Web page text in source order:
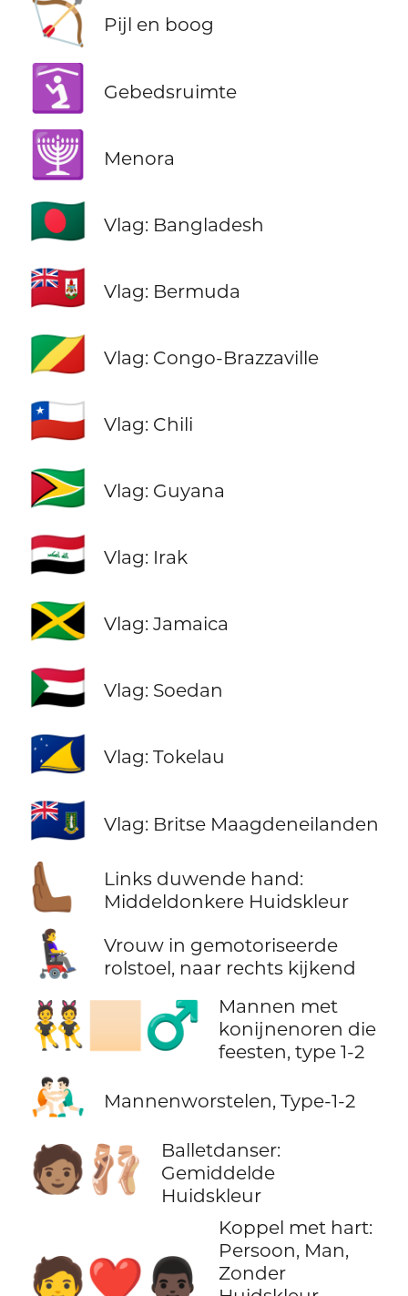
🏹 Pijl en boog
🛐 Gebedsruimte
🕎 Menora
🇧🇩 Vlag: Bangladesh
🇧🇲 Vlag: Bermuda
🇨🇬 Vlag: Congo-Brazzaville
🇨🇱 Vlag: Chili
🇬🇾 Vlag: Guyana
🇮🇶 Vlag: Irak
🇯🇲 Vlag: Jamaica
🇸🇩 Vlag: Soedan
🇹🇰 Vlag: Tokelau
🇻🇬 Vlag: Britse Maagdeneilanden
🫷🏾
Links duwende hand:
Middeldonkere Huidskleur
👩‍🦼‍➡️
Vrouw in gemotoriseerde
rolstoel, naar rechts kijkend
👯🏻‍♂️
Mannen met
konijnenoren die
feesten, type 1-2
🤼🏻‍♂️ Mannenworstelen, Type-1-2
🧑🏽‍🩰
Balletdanser:
Gemiddelde
Huidskleur
🧑‍❤️‍👨🏿
Koppel met hart:
Persoon, Man,
Zonder